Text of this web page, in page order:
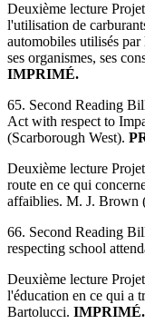
Deuxième lecture
l'utilisation de
automobiles utilisés
ses organismes, ses
IMPRIMÉ.
65. Second Reading
Act with respect to
(Scarborough West).
Deuxième lecture
route en ce qui
affaiblies. M. J. Brown
66. Second Reading
respecting school
Deuxième lecture
l'éducation en ce qui a
Bartolucci. IMPRIMÉ.